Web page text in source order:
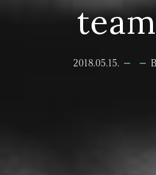
2018.05.15.